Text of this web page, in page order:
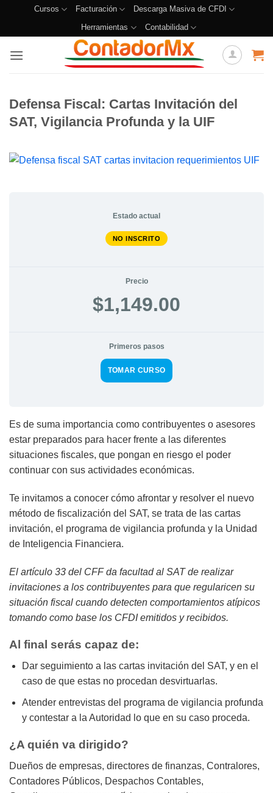
Cursos Facturación
Descarga Masiva de CFDI
Herramientas
Contabilidad
Defensa Fiscal: Cartas Invitación del
SAT, Vigilancia Profunda y la UIF
Estado actual
NO INSCRITO
Precio
$1,149.00
Primeros pasos
TOMAR CURSO
Es de suma importancia como contribuyentes o asesores
estar preparados para hacer frente a las diferentes
situaciones fiscales, que pongan en riesgo el poder
continuar con sus actividades económicas.
Te invitamos a conocer cómo afrontar y resolver el nuevo
método de fiscalización del SAT, se trata de las cartas
invitación, el programa de vigilancia profunda y la Unidad
de Inteligencia Financiera.
El artículo 33 del CFF da facultad al SAT de realizar
invitaciones a los contribuyentes para que regularicen su
situación fiscal cuando detecten comportamientos atípicos
tomando como base los CFDI emitidos y recibidos.
Al final serás capaz de:
Dar seguimiento a las cartas invitación del SAT, y en el
caso de que estas no procedan desvirtuarlas.
Atender entrevistas del programa de vigilancia profunda
y contestar a la Autoridad lo que en su caso proceda.
¿A quién va dirigido?
Dueños de empresas, directores de finanzas, Contralores,
Contadores Públicos, Despachos Contables,